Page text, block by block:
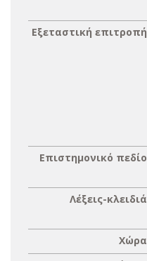
Εξεταστική επιτροπή
Επιστημονικό πεδίο
Λέξεις-κλειδιά
Χώρα